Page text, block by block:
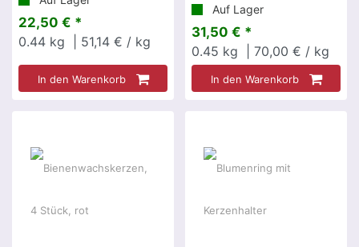
22,50 € *
0.44 kg | 51,14 € / kg
In den Warenkorb
Auf Lager
31,50 € *
0.45 kg | 70,00 € / kg
In den Warenkorb